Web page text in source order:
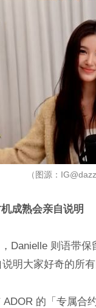
（图源：
成熟会亲自说明
Danielle 则语带
明大家好奇的所有
的「专属合